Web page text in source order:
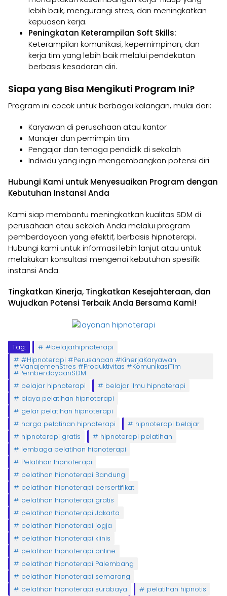
lebih baik, mengurangi stres, dan meningkatkan
kepuasan kerja.
Peningkatan Keterampilan Soft Skills:
Keterampilan komunikasi, kepemimpinan, dan
kerja tim yang lebih baik melalui pendekatan
berbasis kesadaran diri.
Siapa yang Bisa Mengikuti Program Ini?
Program ini cocok untuk berbagai kalangan, mulai dari:
Karyawan di perusahaan atau kantor
Manajer dan pemimpin tim
Pengajar dan tenaga pendidik di sekolah
Individu yang ingin mengembangkan potensi diri
Hubungi Kami untuk Menyesuaikan Program dengan
Kebutuhan Instansi Anda
Kami siap membantu meningkatkan kualitas SDM di
perusahaan atau sekolah Anda melalui program
pemberdayaan yang efektif, berbasis hipnoterapi.
Hubungi kami untuk informasi lebih lanjut atau untuk
melakukan konsultasi mengenai kebutuhan spesifik
instansi Anda.
Tingkatkan Kinerja, Tingkatkan Kesejahteraan, dan
Wujudkan Potensi Terbaik Anda Bersama Kami!
Tag:
#belajarhipnoterapi
#Hipnoterapi #Perusahaan #KinerjaKaryawan
#ManajemenStres #Produktivitas #KomunikasiTim
#PemberdayaanSDM
belajar hipnoterapi
belajar ilmu hipnoterapi
biaya pelatihan hipnoterapi
gelar pelatihan hipnoterapi
harga pelatihan hipnoterapi
hipnoterapi belajar
hipnoterapi gratis
hipnoterapi pelatihan
lembaga pelatihan hipnoterapi
Pelatihan hipnoterapi
pelatihan hipnoterapi Bandung
pelatihan hipnoterapi bersertifikat
pelatihan hipnoterapi gratis
pelatihan hipnoterapi Jakarta
pelatihan hipnoterapi jogja
pelatihan hipnoterapi klinis
pelatihan hipnoterapi online
pelatihan hipnoterapi Palembang
pelatihan hipnoterapi semarang
pelatihan hipnoterapi surabaya
pelatihan hipnotis